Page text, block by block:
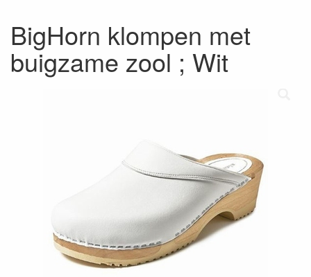
BigHorn klompen met
buigzame zool ; Wit